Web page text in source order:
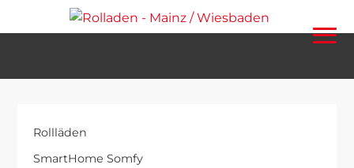
Rollläden
SmartHome Somfy